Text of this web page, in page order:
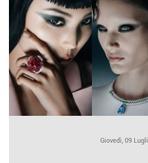
Giovedì, 09